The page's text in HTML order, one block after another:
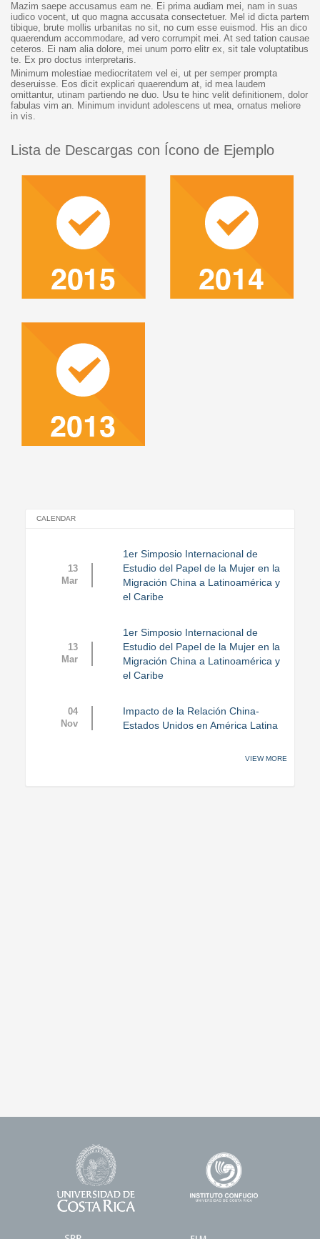
Mazim saepe accusamus eam ne. Ei prima audiam mei, nam in suas
iudico vocent, ut quo magna accusata consectetuer. Mel id dicta partem
tibique, brute mollis urbanitas no sit, no cum esse euismod. His an dico
quaerendum accommodare, ad vero corrumpit mei. At sed tation causae
ceteros. Ei nam alia dolore, mei unum porro elitr ex, sit tale voluptatibus
te. Ex pro doctus interpretaris.
Minimum molestiae mediocritatem vel ei, ut per semper prompta
deseruisse. Eos dicit explicari quaerendum at, id mea laudem
omittantur, utinam partiendo ne duo. Usu te hinc velit definitionem, dolor
fabulas vim an. Minimum invidunt adolescens ut mea, ornatus meliore
in vis.
Lista de Descargas con Ícono de Ejemplo
CALENDAR
13
Mar
1er Simposio Internacional de
Estudio del Papel de la Mujer en la
Migración China a Latinoamérica y
el Caribe
13
Mar
1er Simposio Internacional de
Estudio del Papel de la Mujer en la
Migración China a Latinoamérica y
el Caribe
04
Nov
Impacto de la Relación China-
Estados Unidos en América Latina
VIEW MORE
Universidad
de
Costa
Rica
Enlace
1